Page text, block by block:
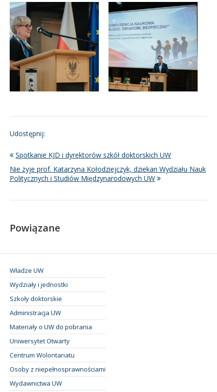
Udostępnij:
Spotkanie KJD i dyrektorów szkół doktorskich UW
Nie żyje prof. Katarzyna Kołodziejczyk, dziekan Wydziału Nauk
Politycznych i Studiów Międzynarodowych UW
Powiązane
Władze UW
Wydziały i jednostki
Szkoły doktorskie
Administracja UW
Materiały o UW do pobrania
Uniwersytet Otwarty
Centrum Wolontariatu
Osoby z niepełnosprawnościami
Wydawnictwa UW